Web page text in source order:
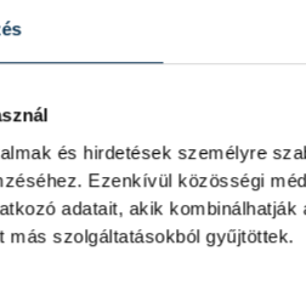
és hirdetések személyre
Ezenkívül közösségi
adatait, akik
más szolgáltatásokból gyűjtöttek.